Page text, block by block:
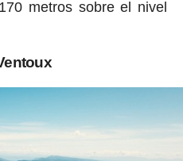
metros sobre el nivel